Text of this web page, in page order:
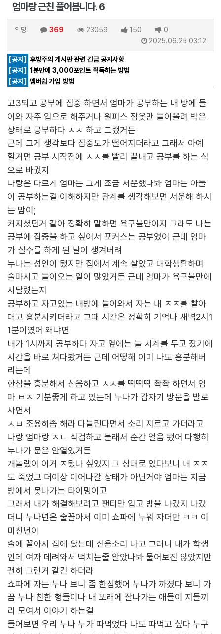
엄마랑 근친 풀어봅니다. 6
익명 369 23059 150
0
2025.06.25 03:12
[공지] 후방주의 게시판 관련 긴급 공지사항
[공지] 1분만에 3,000포인트 획득하는 방법
[공지]
멤버쉽 가입 방법
고3되고 공부에 집중 하면서 엄마가 공부하는 내 방에 들
어와 자주 입으로 해주거나 원피스 잠옷만 들어올려 박은
상태로 공부하다 ㅅㅅ 하고 그랬거든
근데 그게 생각보다 집중도가 떨어지더라고 그래서 아예
할거면 공부 시작전에 ㅅㅅ를 빨리 끝내고 공부를 하는 식
으로 바궜지
나랑은 다르게 엄마는 그게 조금 서운했나봐 엄마는 아들
이 공부하는걸 이해하지만 관계를 생각해보면 서운해 하시
는 맘이;
커지셨던거 같아 정확히 말하면 욕구불만이지 그래도 나는
공부에 집중을 하고 싶어서 포커스는 공부였어 근데 엄마
가 실수를 하게 된 날이 생겨버려
누나는 성인이 됐지만 집에서 계속 살았고 대학생활하며
술마시고 들어오는 일이 많았거든 근데 엄마가 욕구불만에
시달렸는지
공부하고 자고있는 내방에 들어와서 자는 내 ㅈㅈ를 빨아
대고 흥분시키더라고 그때 시간은 정확히 기억나 새벽2시1
1분이였어 왜냐면
내가 1시까지 공부하다 자고 옆에는 늘 시계를 두고 잤기에
시간을 바로 쳐다봤거든 근데 어떻해 이미 나도 흥분해버
리는데
한참을 흥분해서 신음하고 ㅅㅅ를 떡떡떡 촥촥 하면서 엄
마 ㅂㅈ 기분좋게 하고 있는데 누나가 갑자기 방문을 발로
차면서
ㅅㅂ 조용히좀 해라 다들린다면서 소리 지르고 가더라고
나랑 엄마랑 ㅈㄴ 식겁하고 놀래서 순간 얼음 됐어 다행히
누나가 문은 안열었거든
개놀랬어 이거 ㅈ됐나 싶었지 그 상태로 있다보니 내 ㅈㅈ
도 죽었고 더이상 이어나갈 상태가 아닌거야 엄마는 지금
방에서 못나가는 타이밍이고
그래서 내가 해결해보려고 팬티만 입고 방을 나갔지 나갔
더니 누나년은 술꼴아서 이미 쇼파에 누워 자더만 ㅋㅋ 이
미친년이
술에 꼴아서 집에 왔는데 신음소리 나고 그러니 내가 학생
인데 여자 데려와서 떡치는줄 알았나봐 물어보진 않았지만
괜히 그런거 같긴 하더라
쇼파에 자는 누나 보니 좀 한심했어 누나가 까졌다 보니 가
끔 누나 친한 형들이나 내 또래에 잘나가는 애들이 지들끼
리 모여서 이야기 하는걸
들어보면 우리 누나 누가 따먹었다 나도 따먹고 싶다 누구